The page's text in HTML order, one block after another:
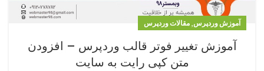
آموزش وردپرس, مقالات وردپرس
آموزش تغییر فوتر قالب وردپرس – افزودن
متن کپی رایت به سایت